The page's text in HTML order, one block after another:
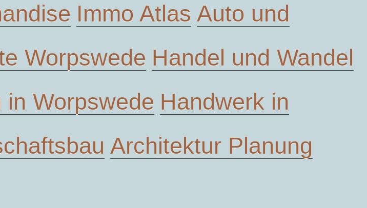
Immo Atlas Auto und
Worpswede Handel und Wandel
Worpswede Handwerk in
Architektur Planung